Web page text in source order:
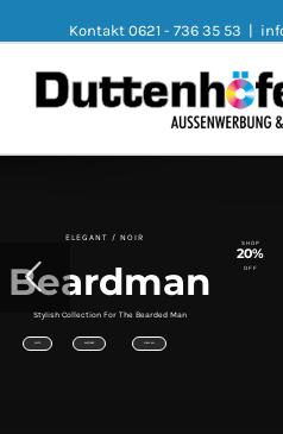
Kontakt 0621 - 736 35 53 |
Beardman
Stylish Collection For The Bearded Man
SHOP
20%
OFF
ELEGANT / NOIR
SUITS WATCHES VIEW ALL